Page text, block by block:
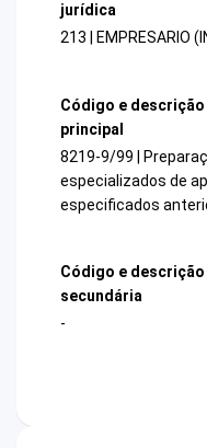
jurídica
213 | EMPRESARIO
Código e
principal
8219-9/99 |
especializados de
especificados
Código e
secundária
-